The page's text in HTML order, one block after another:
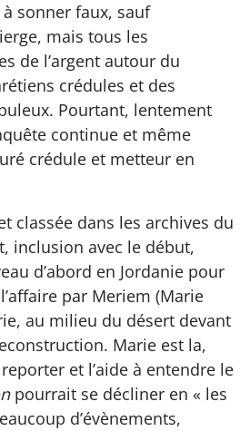
sonner faux, sauf
mais tous les
de l’argent autour du
crédules et des
Pourtant, lentement
continue et même
crédule et metteur en
classée dans les archives du
inclusion avec le début,
d’abord en Jordanie pour
par Meriem (Marie
au milieu du désert devant
Marie est la,
et l’aide à entendre le
pourrait se décliner en « les
d’évènements,